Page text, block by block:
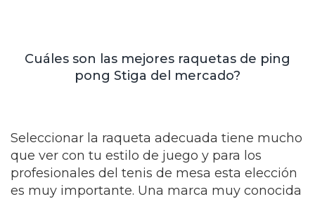
Cuáles son las mejores raquetas de ping
pong Stiga del mercado?
Seleccionar la raqueta adecuada tiene mucho
que ver con tu estilo de juego y para los
profesionales del tenis de mesa esta elección
es muy importante. Una marca muy conocida